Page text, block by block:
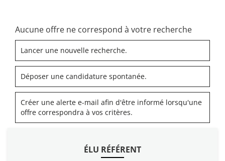
Aucune offre ne correspond à votre recherche
Lancer une nouvelle recherche.
Déposer une candidature spontanée.
Créer une alerte e-mail afin d'être informé lorsqu'une
offre correspondra à vos critères.
ÉLU RÉFÉRENT